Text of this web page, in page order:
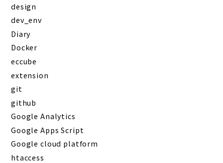
design
dev_env
Diary
Docker
eccube
extension
git
github
Google Analytics
Google Apps Script
Google cloud platform
htaccess